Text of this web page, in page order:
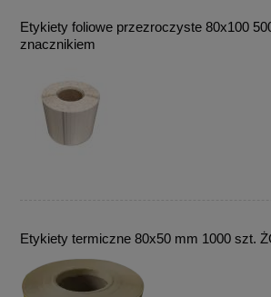
Etykiety foliowe przezroczyste 80x100
znacznikiem
Etykiety termiczne 80x50 mm 1000 szt.